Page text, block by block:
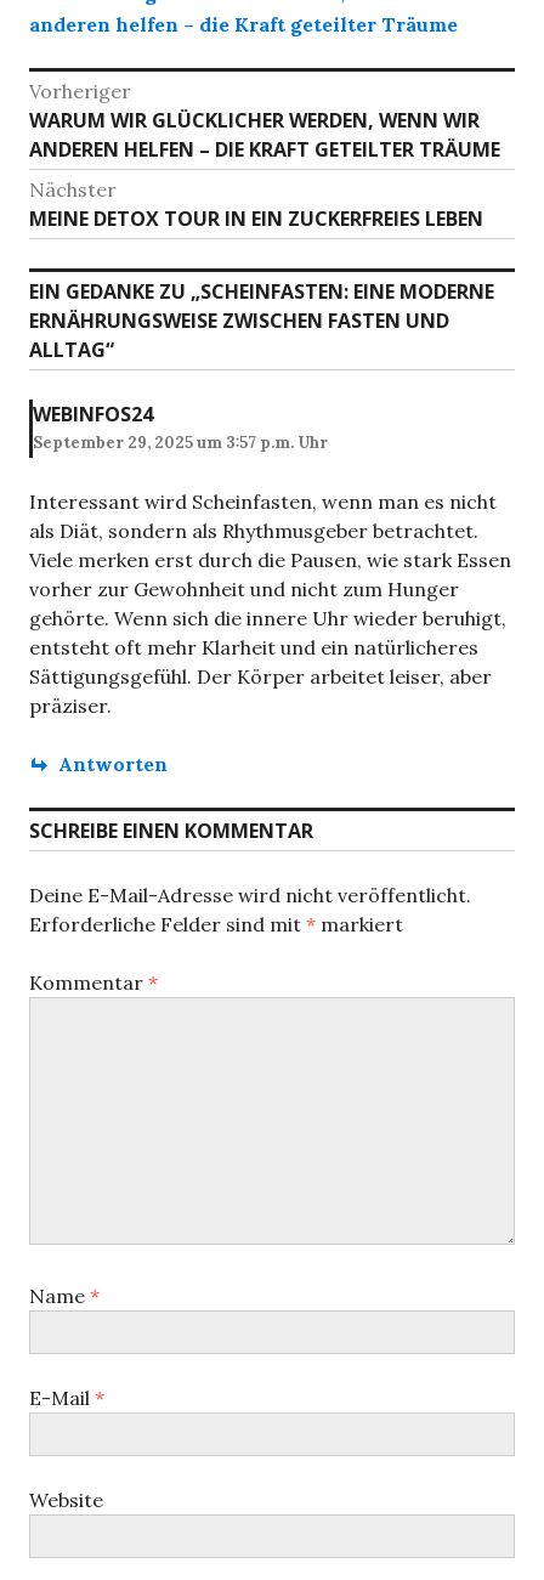
anderen helfen – die Kraft geteilter Träume
Beitrags-
Navigation
Vorheriger
Vorheriger
Beitrag:
WARUM WIR GLÜCKLICHER WERDEN, WENN WIR
ANDEREN HELFEN – DIE KRAFT GETEILTER TRÄUME
Nächster
Nächster
Beitrag:
MEINE DETOX TOUR IN EIN ZUCKERFREIES LEBEN
EIN GEDANKE ZU „SCHEINFASTEN: EINE MODERNE
ERNÄHRUNGSWEISE ZWISCHEN FASTEN UND
ALLTAG“
WEBINFOS24
September 29, 2025 um 3:57 p.m. Uhr
Interessant wird Scheinfasten, wenn man es nicht
als Diät, sondern als Rhythmusgeber betrachtet.
Viele merken erst durch die Pausen, wie stark Essen
vorher zur Gewohnheit und nicht zum Hunger
gehörte. Wenn sich die innere Uhr wieder beruhigt,
entsteht oft mehr Klarheit und ein natürlicheres
Sättigungsgefühl. Der Körper arbeitet leiser, aber
präziser.
Antworten
SCHREIBE EINEN KOMMENTAR
Deine E-Mail-Adresse wird nicht veröffentlicht.
Erforderliche Felder sind mit * markiert
Kommentar *
Name *
E-Mail *
Website